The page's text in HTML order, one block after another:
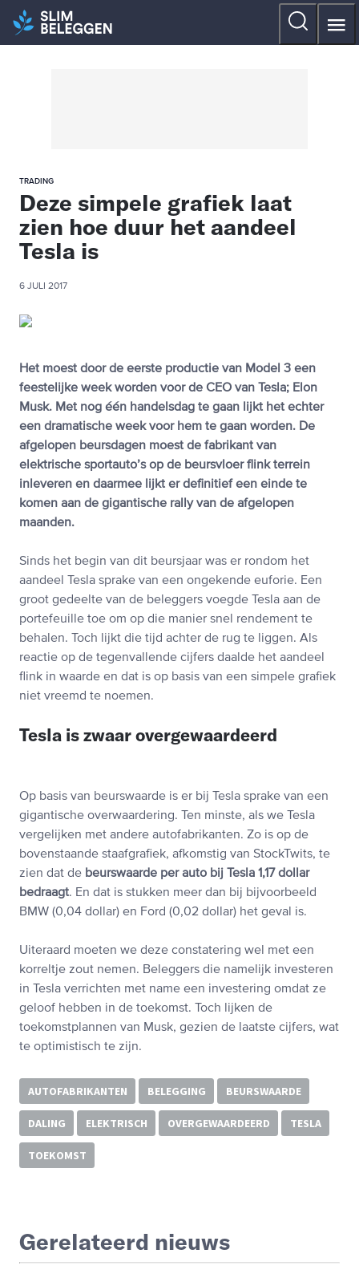
TRADING
Deze simpele grafiek laat
zien hoe duur het aandeel
Tesla is
6 JULI 2017
Het moest door de eerste productie van Model 3 een
feestelijke week worden voor de CEO van Tesla; Elon
Musk. Met nog één handelsdag te gaan lijkt het echter
een dramatische week voor hem te gaan worden. De
afgelopen beursdagen moest de fabrikant van
elektrische sportauto’s op de beursvloer flink terrein
inleveren en daarmee lijkt er definitief een einde te
komen aan de gigantische rally van de afgelopen
maanden.
Sinds het begin van dit beursjaar was er rondom het
aandeel Tesla sprake van een ongekende euforie. Een
groot gedeelte van de beleggers voegde Tesla aan de
portefeuille toe om op die manier snel rendement te
behalen. Toch lijkt die tijd achter de rug te liggen. Als
reactie op de tegenvallende cijfers daalde het aandeel
flink in waarde en dat is op basis van een simpele grafiek
niet vreemd te noemen.
Tesla is zwaar overgewaardeerd
Op basis van beurswaarde is er bij Tesla sprake van een
gigantische overwaardering. Ten minste, als we Tesla
vergelijken met andere autofabrikanten. Zo is op de
bovenstaande staafgrafiek, afkomstig van StockTwits, te
zien dat de beurswaarde per auto bij Tesla 1,17 dollar
bedraagt. En dat is stukken meer dan bij bijvoorbeeld
BMW (0,04 dollar) en Ford (0,02 dollar) het geval is.
Uiteraard moeten we deze constatering wel met een
korreltje zout nemen. Beleggers die namelijk investeren
in Tesla verrichten met name een investering omdat ze
geloof hebben in de toekomst. Toch lijken de
toekomstplannen van Musk, gezien de laatste cijfers, wat
te optimistisch te zijn.
AUTOFABRIKANTEN BELEGGING BEURSWAARDE
DALING ELEKTRISCH OVERGEWAARDEERD TESLA
TOEKOMST
Gerelateerd nieuws